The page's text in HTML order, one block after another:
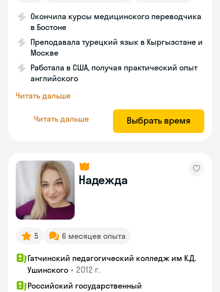
Окончила курсы медицинского переводчика
в Бостоне
Преподавала турецкий язык в Кыргызстане и
Москве
Работала в США, получая практический опыт
английского
Читать дальше
Читать дальше Выбрать время
Надежда
5 6 месяцев опыта
Гатчинский педагогический колледж им К.Д.
Ушинского • 2012 г.
Российский государственный